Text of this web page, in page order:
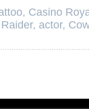
, Casino
, actor,